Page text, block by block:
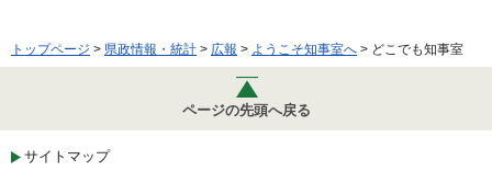
トップページ > 県政情報・統計 > 広報 > ようこそ知事室へ > どこでも知事室
ページの先頭へ戻る
サイトマップ